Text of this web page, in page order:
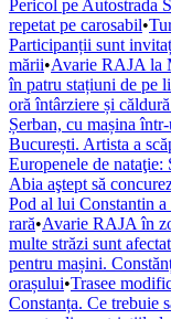
Pericol pe Autostrada
repetat pe carosabil•
Participanții sunt
mării•Avarie RAJA la
în patru stațiuni de pe
oră întârziere și
Șerban, cu mașina
București. Artista a
Europenele de nataţie:
Abia aştept să
Pod al lui Constantin
rară•Avarie RAJA în
multe străzi sunt
pentru mașini.
orașului•Trasee
Constanța. Ce trebuie